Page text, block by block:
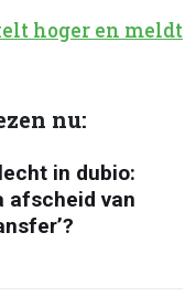
hoger en meldt
nu:
in dubio:
afscheid van